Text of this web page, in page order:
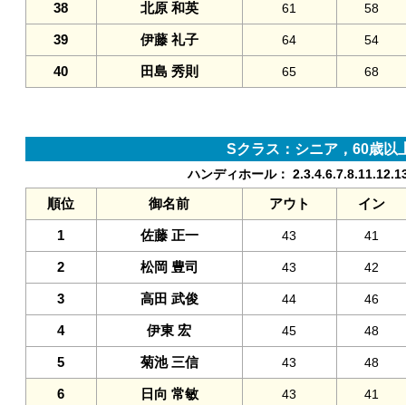
38 北原 和英 61 58
39 伊藤 礼子 64 54
40 田島 秀則 65 68
Sクラス：シニア，60歳以
ハンディホール：
順位 御名前 アウト イン
1 佐藤 正一 43 41
2 松岡 豊司 43 42
3 高田 武俊 44 46
4 伊東 宏 45 48
5 菊池 三信 43 48
6 日向 常敏 43 41